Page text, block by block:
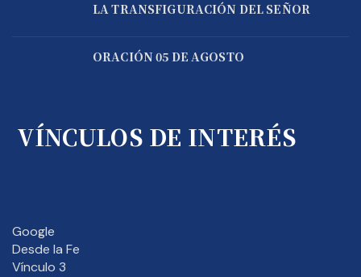
LA TRANSFIGURACIÓN DEL SEÑOR
ORACIÓN 05 DE AGOSTO
VÍNCULOS DE INTERÉS
Google
Desde la Fe
Vínculo 3